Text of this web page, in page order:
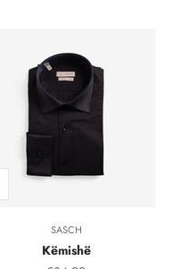
SASCH
Këmishë